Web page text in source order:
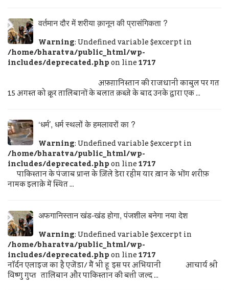
वर्तमान दौर में शरीया क़ानून की प्रासंगिकता ?
Warning: Undefined variable $excerpt in
/home/bharatva/public_html/wp-
includes/deprecated.phpon line1717
अफ़ग़ानिस्तान की राजधानी काबुल पर गत
15 अगस्त को क्रूर तालिबानों के बलात क़ब्ज़े के बाद उनके द्वारा एक ...
‘धर्म’, धर्म स्थलों के हमलावरों का ?
Warning: Undefined variable $excerpt in
/home/bharatva/public_html/wp-
includes/deprecated.phpon line1717
पाकिस्तान के पंजाब प्रान्त के ज़िले डेरा रहीम यार ख़ान के भोंग शरीफ़
नामक इलाक़े में स्थित ...
अफगानिस्तान खंड-खंड होगा, पंजशील बनेगा नया देश
Warning: Undefined variable $excerpt in
/home/bharatva/public_html/wp-
includes/deprecated.phpon line1717
नॉर्दन एलाइज का है एजेंडा/ मैं भी हू इस पर अभियानी आचार्य श्री
विष्णु गुप्त तालिबान और पाकिस्तान की बत्ती जल्द ...